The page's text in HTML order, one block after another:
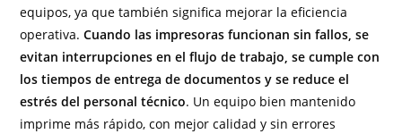
equipos, ya que también significa mejorar la eficiencia
operativa.Cuando las impresoras funcionan sin fallos, se
evitan interrupciones en el flujo de trabajo, se cumple con
los tiempos de entrega de documentos y se reduce el
estrés del personal técnico. Un equipo bien mantenido
imprime más rápido, con mejor calidad y sin errores